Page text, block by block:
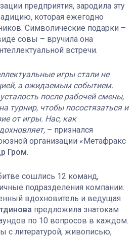
предприятия, зародила эту
которая ежегодно
Символические подарки –
совы – вручила она
встречи.
игры стали не
а ожидаемым событием.
после рабочей смены,
турнир, чтобы посостязаться и
от игры. Нас, как
– признался
организации «Метафракс
Гром.
сошлись 12 команд,
подразделения компании.
вдохновитель и ведущая
предложила знатокам
по 10 вопросов в каждом.
с литературой, живописью,